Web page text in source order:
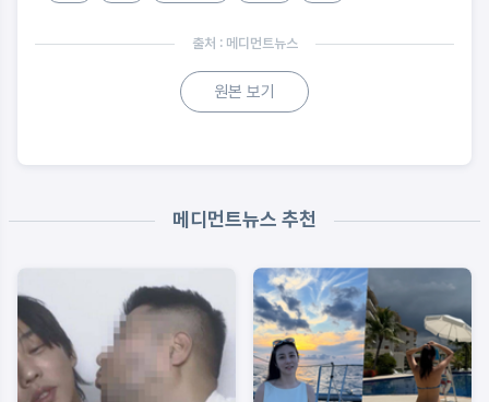
출처 : 메디먼트뉴스
원본 보기
메디먼트뉴스 추천